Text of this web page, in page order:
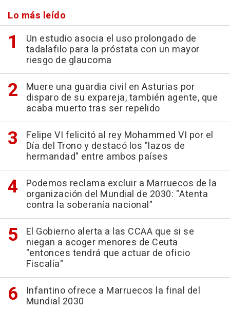
Lo más leído
Un estudio asocia el uso prolongado de
tadalafilo para la próstata con un mayor
riesgo de glaucoma
Muere una guardia civil en Asturias por
disparo de su expareja, también agente, que
acaba muerto tras ser repelido
Felipe VI felicitó al rey Mohammed VI por el
Día del Trono y destacó los "lazos de
hermandad" entre ambos países
Podemos reclama excluir a Marruecos de la
organización del Mundial de 2030: "Atenta
contra la soberanía nacional"
El Gobierno alerta a las CCAA que si se
niegan a acoger menores de Ceuta
"entonces tendrá que actuar de oficio
Fiscalía"
Infantino ofrece a Marruecos la final del
Mundial 2030